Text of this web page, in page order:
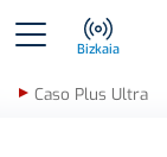
Bizkaia
Caso Plus Ultra